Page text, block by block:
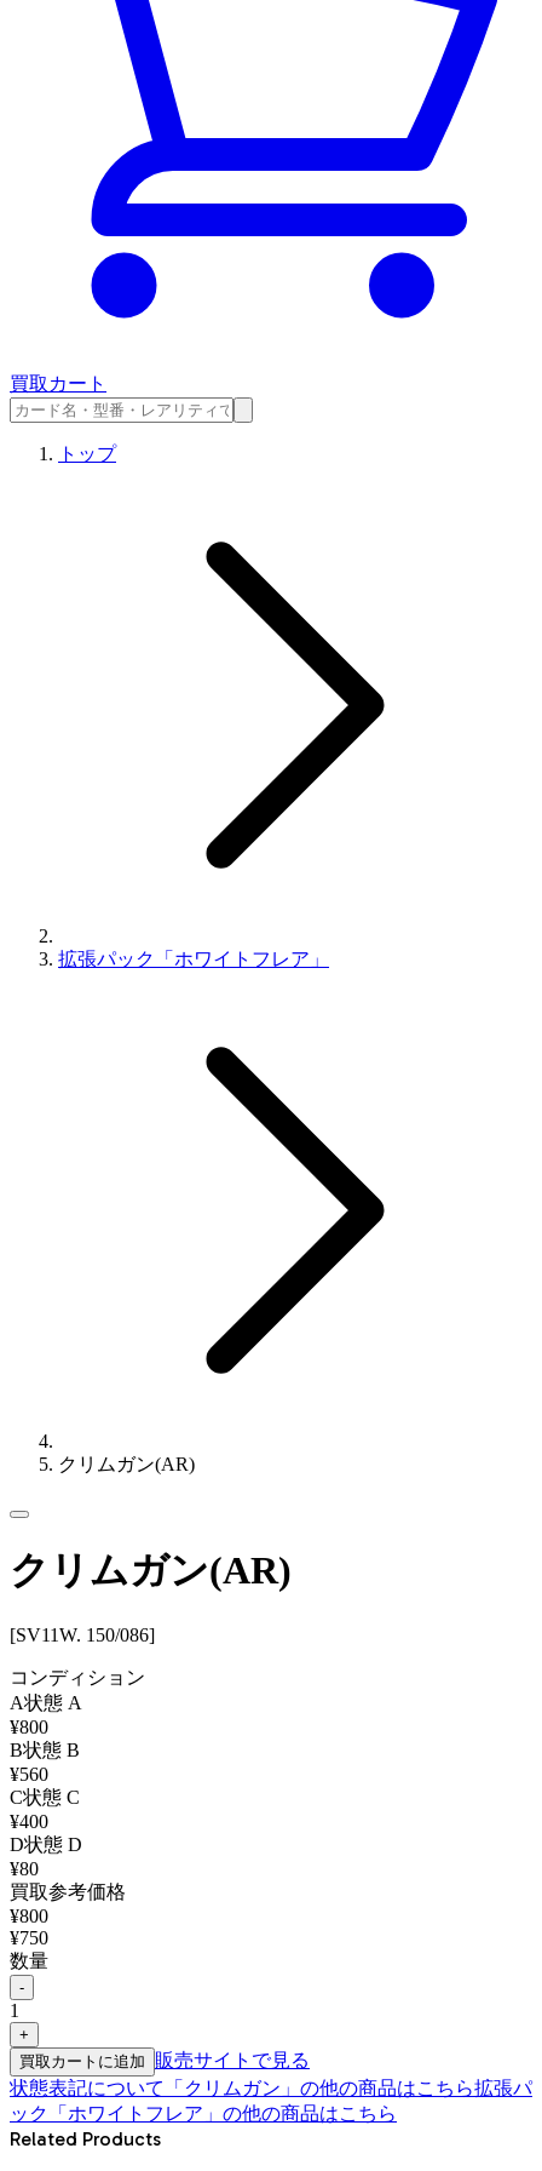
買取カート
トップ
拡張パック「ホワイトフレア」
クリムガン(AR)
クリムガン(AR)
[SV11W. 150/086]
コンディション
A状態 A
¥800
B状態 B
¥560
C状態 C
¥400
D状態 D
¥80
買取参考価格
¥800
¥750
数量
-
1
+
買取カートに追加
販売サイトで見る
状態表記について
「 クリムガン 」の他の商品はこちら拡張パ
ック「ホワイトフレア」 の他の商品はこちら
Related Products